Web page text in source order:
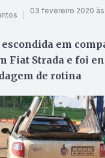
03 fevereiro 2020 às
escondida em
Fiat Strada e foi
de rotina